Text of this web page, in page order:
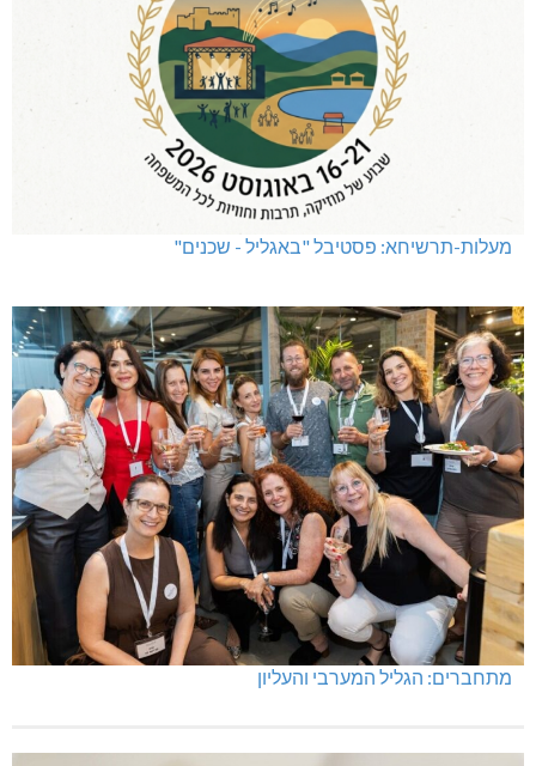
מעלות-תרשיחא: פסטיבל "באגליל - שכנים"
מתחברים: הגליל המערבי והעליון